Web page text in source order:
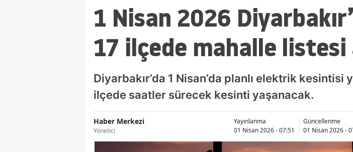
1 Nisan 2026
17 ilçede mahalle listesi
Diyarbakır’da 1 Nisan’da planlı elektrik
ilçede saatler sürecek kesinti yaşanacak.
Haber Merkezi
Yönetici
Yayınlanma
01 Nisan 2026 - 07:51
Güncellenme
01 Nisan 2026 -